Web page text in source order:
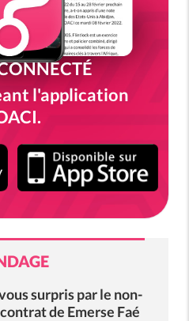
l'application
surpris par le non-
de Emerse Faé